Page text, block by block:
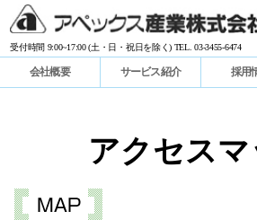
受付時間 9:00~17:00 (土・日・祝日を除く) TEL. 03-3455-6474
会社概要 サービス紹介 採用
アクセス